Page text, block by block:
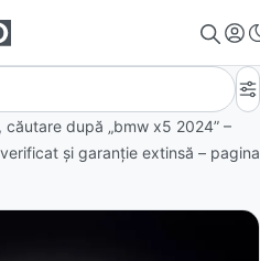
după „bmw x5 2024” –
și garanție extinsă – pagina